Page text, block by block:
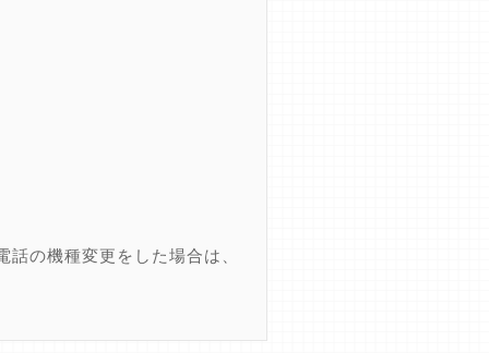
の機種変更をした場合は、